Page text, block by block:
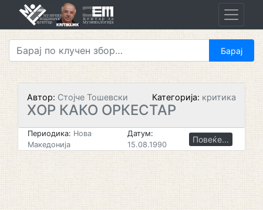
Автор: Стојче Тошевски Категорија: критика
ХОР КАКО ОРКЕСТАР
Периодика: Нова
Македонија
Датум:
15.08.1990
Повеќе...